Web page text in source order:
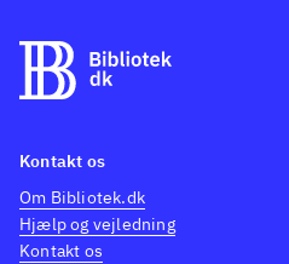
Kontakt os
Om Bibliotek.dk
Hjælp og vejledning
Kontakt os